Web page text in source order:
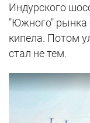
Индурского
"Южного" рынка
кипела. Потом
стал не тем.